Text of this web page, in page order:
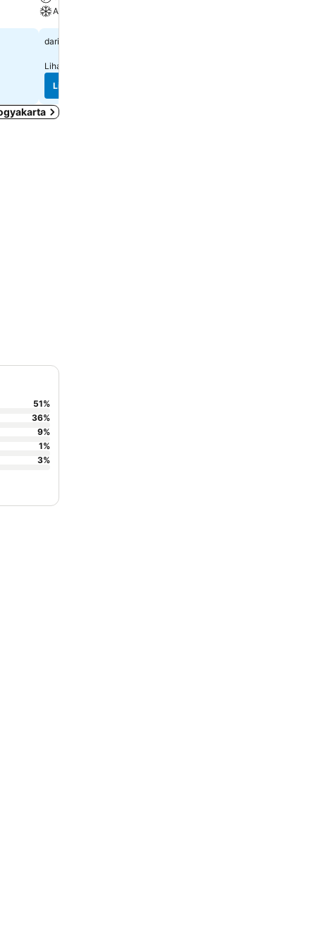
AC
dari
Lihat harga dari
Lihat harga
51%
36%
9%
1%
3%